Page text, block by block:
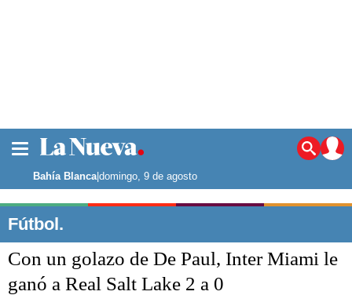
Noticias
La ciudad
Punta Alta
El mundo
Seguridad
Bahía Blanca|domingo, 9 de agosto
Fútbol.
Con un golazo de De Paul, Inter Miami le
ganó a Real Salt Lake 2 a 0